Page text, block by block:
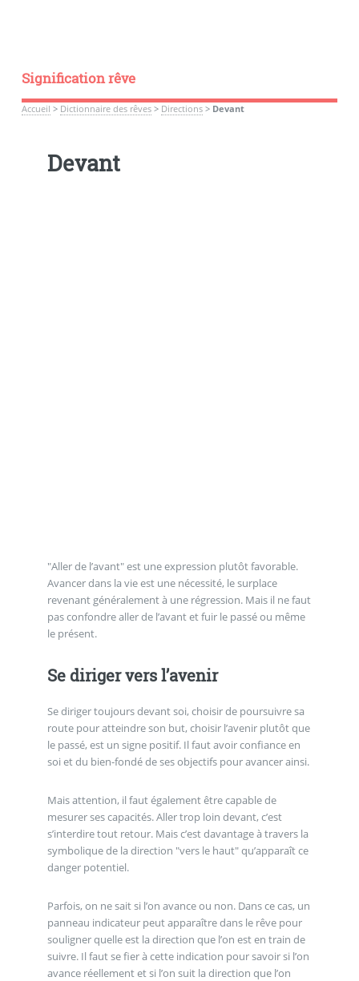
Signification rêve
Accueil > Dictionnaire des rêves> Directions> Devant
Devant
"Aller de l’avant" est une expression plutôt favorable.
Avancer dans la vie est une nécessité, le surplace
revenant généralement à une régression. Mais il ne faut
pas confondre aller de l’avant et fuir le passé ou même
le présent.
Se diriger vers l’avenir
Se diriger toujours devant soi, choisir de poursuivre sa
route pour atteindre son but, choisir l’avenir plutôt que
le passé, est un signe positif. Il faut avoir confiance en
soi et du bien-fondé de ses objectifs pour avancer ainsi.
Mais attention, il faut également être capable de
mesurer ses capacités. Aller trop loin devant, c’est
s’interdire tout retour. Mais c’est davantage à travers la
symbolique de la direction "vers le haut" qu’apparaît ce
danger potentiel.
Parfois, on ne sait si l’on avance ou non. Dans ce cas, un
panneau indicateur peut apparaître dans le rêve pour
souligner quelle est la direction que l’on est en train de
suivre. Il faut se fier à cette indication pour savoir si l’on
avance réellement et si l’on suit la direction que l’on